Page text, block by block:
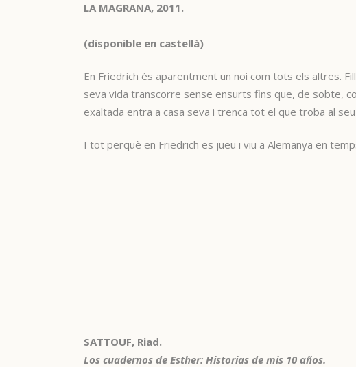
LA MAGRANA, 2011.
(disponible en castellà)
En Friedrich és aparentment un noi com tots els altres.
seva vida transcorre sense ensurts fins que, de sobte,
exaltada entra a casa seva i trenca tot el que troba al
I tot perquè en Friedrich es jueu i viu a Alemanya en
SATTOUF, Riad.
Los cuadernos de Esther: Historias de mis 10 años.